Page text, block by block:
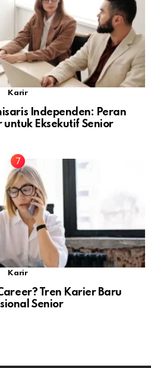
Karir
Independen: Peran
untuk Eksekutif Senior
Karir
Tren Karier Baru
Senior